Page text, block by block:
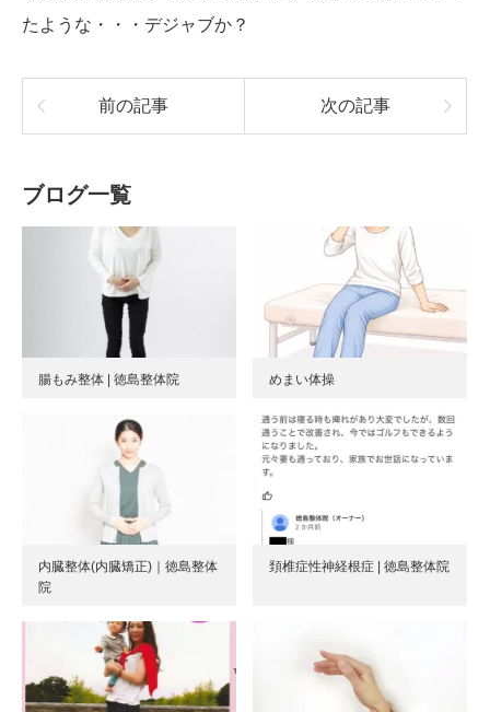
たような・・・デジャブか？
前の記事 次の記事
ブログ一覧
腸もみ整体 | 徳島整体院 めまい体操
内臓整体(内臓矯正)｜徳島整体
院
頚椎症性神経根症 | 徳島整体院